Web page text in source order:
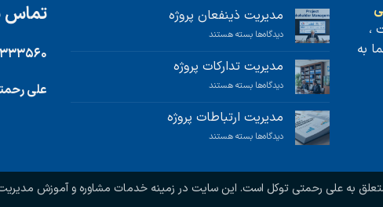
،
به
مدیریت ذینفعان پروژه
دیدگاه‌ها برای
ذینفعان
پروژه
بسته هستند
مدیریت تدارکات پروژه
دیدگاه‌ها برای
تدارکات
پروژه
بسته هستند
مدیریت ارتباطات پروژه
دیدگاه‌ها برای
پروژه
بسته هستند
تماس
علی
به علی رحمتی توکل است. این سایت در زمینه خدمات مشاوره و آموزش مدیریت